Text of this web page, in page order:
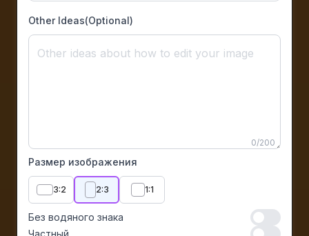
Other Ideas(Optional)
0/200
Размер изображения
3:2 2:3 1:1
Без водяного знака
Без
Частный